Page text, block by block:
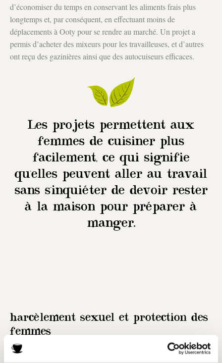
d’économiser du temps en conservant les aliments frais plus
longtemps et, par conséquent, en effectuant moins de
déplacements à Ooty pour se rendre au marché. Un projet a
permis d’acheter des mixeurs pour les travailleuses, et d’autres
ont reçu des gazinières ainsi que des autocuiseurs efficaces.
Les projets permettent aux
femmes de cuisiner plus
facilement, ce qui signifie
qu'elles peuvent aller au travail
sans s'inquiéter de devoir rester
à la maison pour préparer à
manger.
harcèlement sexuel et protection des
femmes
Les normes de commerce équitable imposent aux plantations de